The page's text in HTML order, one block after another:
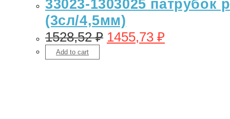
33023-1303025 патрубок
(3сл/4,5мм)
1528,52₽ 1455,73 ₽
Add to cart